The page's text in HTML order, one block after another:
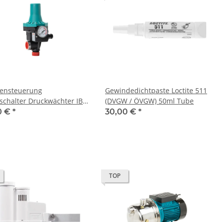
Druckwächter IBO
für Pumpe Gartenpumpe
€ *
Gewindedichtpaste Loctite 511
(DVGW / ÖVGW) 50ml Tube
30,00 € *
TOP